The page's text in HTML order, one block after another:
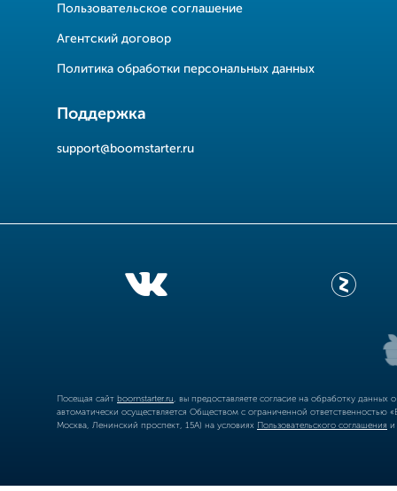
Пользовательское соглашение
Агентский договор
Политика обработки персональных данных
Поддержка
support@boomstarter.ru
Посещая сайт boomstarter.ru , вы предоставляете согласие на обработку
автоматически осуществляется Обществом с ограниченной
Москва, Ленинский проспект, 15А) на условиях Пользовательского соглашения и